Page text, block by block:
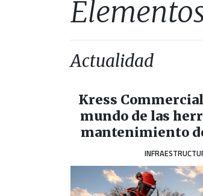
Actualidad
Kress
mundo de las
mantenimiento